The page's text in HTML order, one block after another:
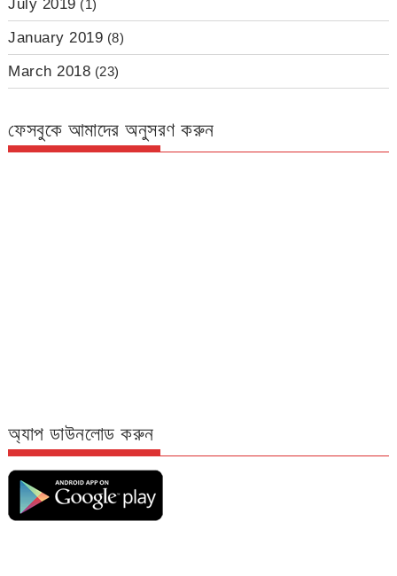
July 2019 (1)
January 2019 (8)
March 2018 (23)
ফেসবুকে আমাদের অনুসরণ করুন
অ্যাপ ডাউনলোড করুন